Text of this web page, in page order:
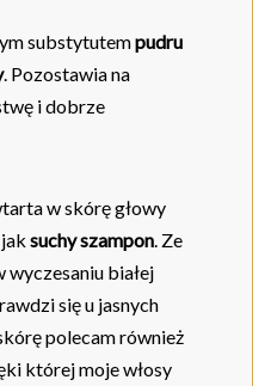
substytutempudru
. Pozostawia na
i dobrze
w skórę głowy
suchy szampon. Ze
wyczesaniu białej
się u jasnych
polecam również
której moje włosy